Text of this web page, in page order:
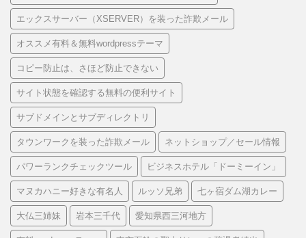
エックスサーバー（XSERVER）を装った詐欺メール
オススメ有料＆無料wordpressテーマ
コピー防止は、さほど防止できない
サイト状態を確認する無料の便利サイト
サブドメインとサブディレクトリ
タウンワークを装った詐欺メール ネットショップ／セール情報
パワーランクチェックツール ビジネスホテル「ドーミーイン」
マヌカハニー好きな有名人 ルッソ兄弟 七ヶ宿ダム湖カレー
大仏三姉妹 岩本三千代 愛知県西三河地方